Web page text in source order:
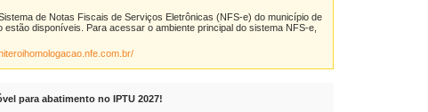
de Notas Fiscais de Serviços Eletrônicas (NFS-e) do município de
estão disponíveis. Para acessar o ambiente principal do sistema NFS-e,
para abatimento no IPTU 2027!